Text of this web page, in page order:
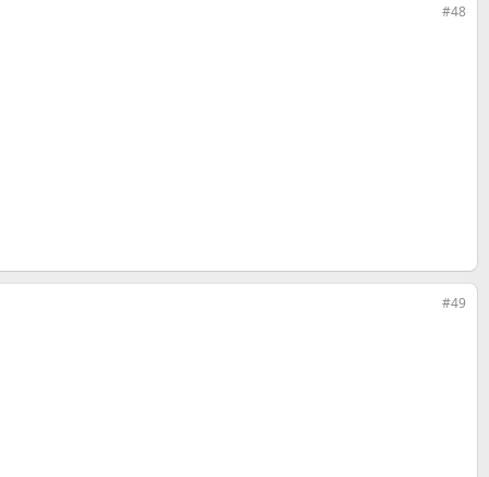
#48
#49